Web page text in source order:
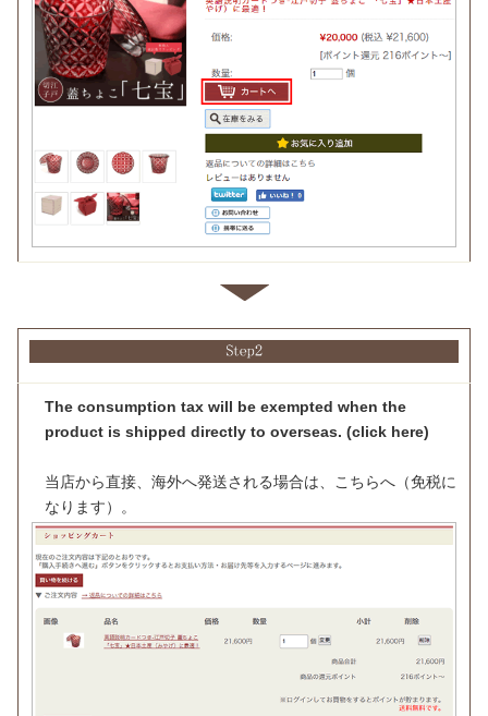
The consumption tax will be exempted when the
product is shipped directly to overseas. (click here)
当店から直接、海外へ発送される場合は、 こちらへ（免税に
なります）。